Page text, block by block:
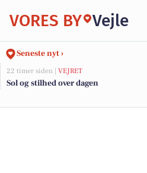
VORES BY Vejle
Seneste nyt ›
22 timer siden | VEJRET
Sol og stilhed over dagen